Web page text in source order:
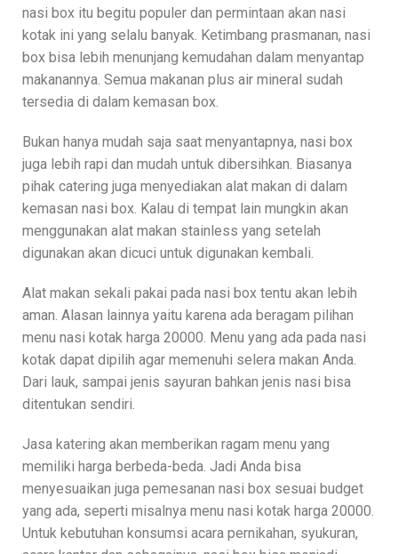
nasi box itu begitu populer dan permintaan akan nasi
kotak ini yang selalu banyak. Ketimbang prasmanan, nasi
box bisa lebih menunjang kemudahan dalam menyantap
makanannya. Semua makanan plus air mineral sudah
tersedia di dalam kemasan box.
Bukan hanya mudah saja saat menyantapnya, nasi box
juga lebih rapi dan mudah untuk dibersihkan. Biasanya
pihak catering juga menyediakan alat makan di dalam
kemasan nasi box. Kalau di tempat lain mungkin akan
menggunakan alat makan stainless yang setelah
digunakan akan dicuci untuk digunakan kembali.
Alat makan sekali pakai pada nasi box tentu akan lebih
aman. Alasan lainnya yaitu karena ada beragam pilihan
menu nasi kotak harga 20000. Menu yang ada pada nasi
kotak dapat dipilih agar memenuhi selera makan Anda.
Dari lauk, sampai jenis sayuran bahkan jenis nasi bisa
ditentukan sendiri.
Jasa katering akan memberikan ragam menu yang
memiliki harga berbeda-beda. Jadi Anda bisa
menyesuaikan juga pemesanan nasi box sesuai budget
yang ada, seperti misalnya menu nasi kotak harga 20000.
Untuk kebutuhan konsumsi acara pernikahan, syukuran,